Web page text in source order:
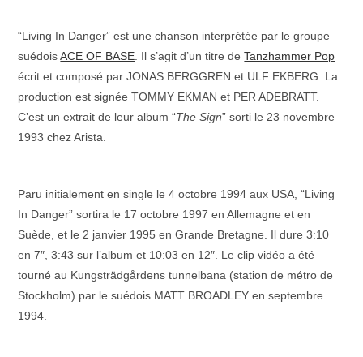
“Living In Danger” est une chanson interprétée par le groupe
suédoisACE OF BASE . Il s’agit d’un titre deTanzhammer Pop
écrit et composé par JONAS BERGGREN et ULF EKBERG. La
production est signée TOMMY EKMAN et PER ADEBRATT.
C’est un extrait de leur album “The Sign” sorti le 23 novembre
1993 chez Arista.
Paru initialement en single le 4 octobre 1994 aux USA, “Living
In Danger” sortira le 17 octobre 1997 en Allemagne et en
Suède, et le 2 janvier 1995 en Grande Bretagne. Il dure 3:10
en 7″, 3:43 sur l’album et 10:03 en 12″. Le clip vidéo a été
tourné au Kungsträdgårdens tunnelbana (station de métro de
Stockholm) par le suédois MATT BROADLEY en septembre
1994.